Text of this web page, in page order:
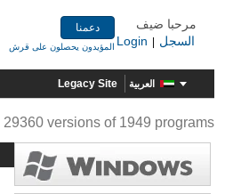
دعمنا
المؤيدون يحصلون على قرش
مرحبا ضيف
Login
السجل
Legacy Site العربية
29360 versions of 1949 programs